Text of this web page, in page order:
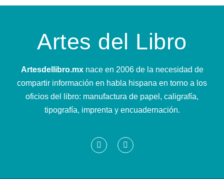
Artes del Libro
Artesdellibro.mxnace en 2006 de la necesidad de
compartir información en habla hispana en torno a los
oficios del libro: manufactura de papel, caligrafía,
tipografía, imprenta y encuadernación.